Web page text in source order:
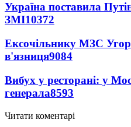
Україна поставила
ЗМІ10372
Ексочільнику МЗС
в'язниця9084
Вибух у ресторані: у
генерала8593
Читати коментарі